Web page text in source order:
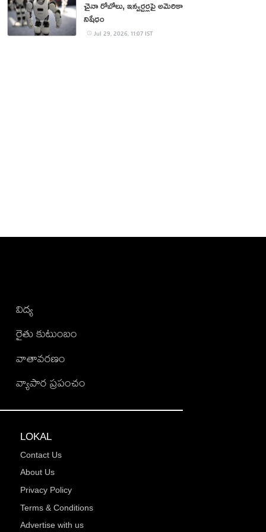
చైనా రోబోలు, ఇన్వర్టర్లపై అమెరికా
నిషేధం
Jul 29, 2026, 11:07 IST
విద్య
రైతు కుటుంబం
వాతావరణం
వ్యాపార ప్రపంచం
LOKAL
Contact Us
About Us
Privacy Policy
Terms & Conditions
Advertise with us